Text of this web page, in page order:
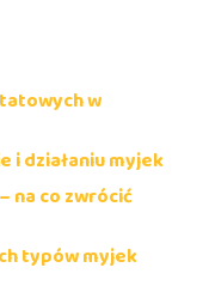
w
i działaniu myjek
na co zwrócić
typów myjek